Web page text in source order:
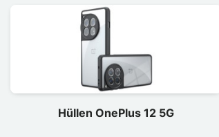
Hüllen OnePlus 12 5G